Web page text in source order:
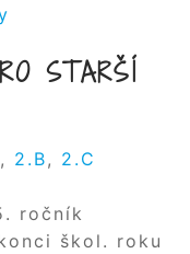
STARŠÍ
, 2.B, 2.C
ročník
škol. roku